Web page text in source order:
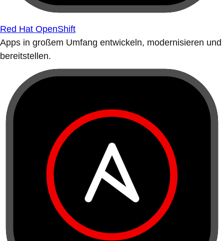
Red Hat OpenShift
Apps in großem Umfang entwickeln, modernisieren und
bereitstellen.